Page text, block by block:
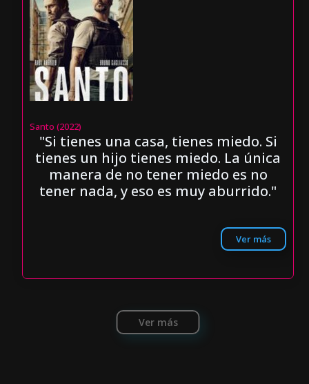
Santo (2022)
"Si tienes una casa, tienes miedo. Si
tienes un hijo tienes miedo. La única
manera de no tener miedo es no
tener nada, y eso es muy aburrido."
Ver más
Ver más